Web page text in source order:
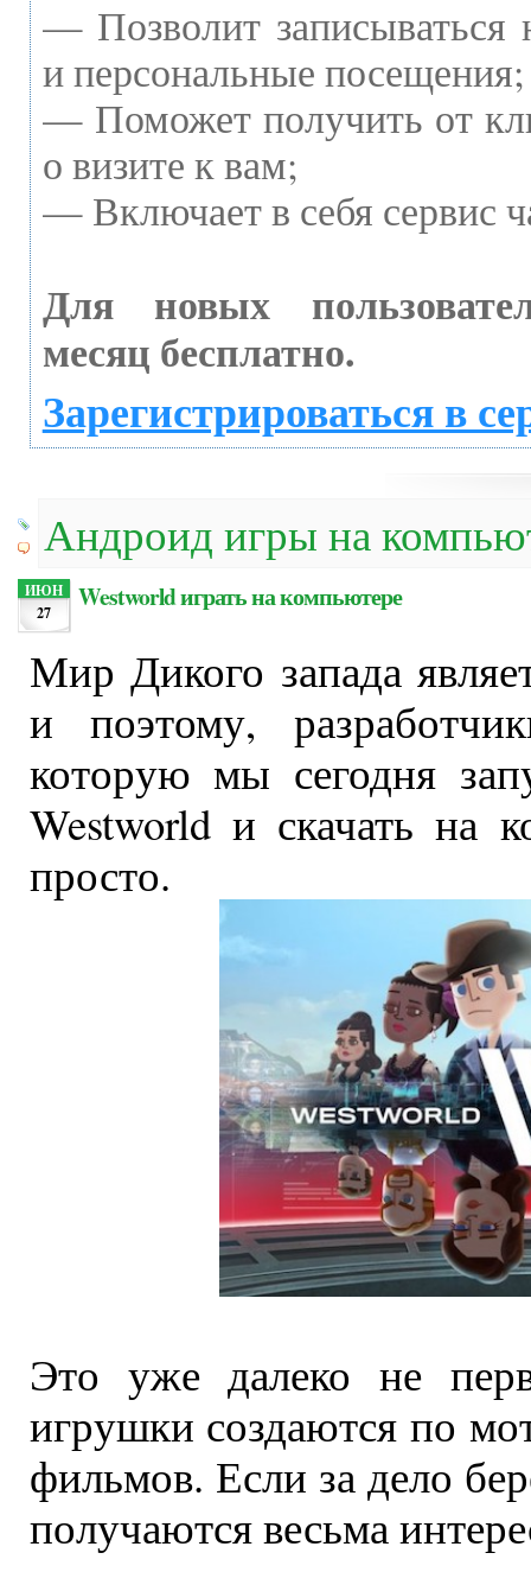
— Позволит записываться
и персональные посещения;
— Поможет получить от
о визите к вам;
— Включает в себя сервис
Для новых
месяц бесплатно.
Зарегистрироваться в
Андроид игры на
ИЮН
27
Westworld играть на компьютере
Мир Дикого запада
и поэтому,
которую мы сегодня
Westworld и скачать на
просто.
Это уже далеко не
игрушки создаются по
фильмов. Если за дело
получаются весьма